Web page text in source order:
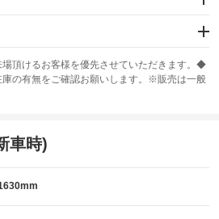
ABS
場頂けるお客様を優先させていただきます。◆
の有無をご確認お願いします。※販売は一般
車時)